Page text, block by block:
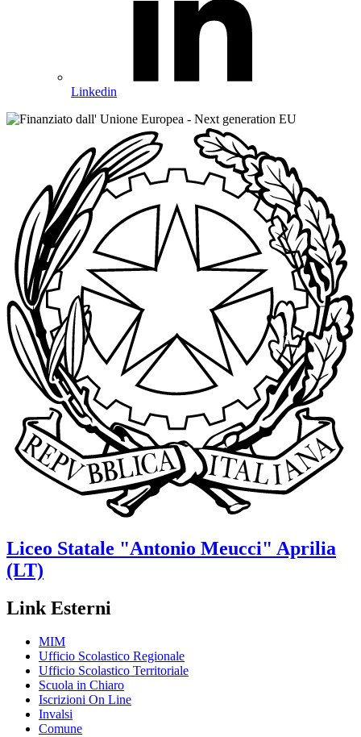
Linkedin
Liceo Statale "Antonio Meucci" Aprilia
(LT)
Link Esterni
MIM
Ufficio Scolastico Regionale
Ufficio Scolastico Territoriale
Scuola in Chiaro
Iscrizioni On Line
Invalsi
Comune